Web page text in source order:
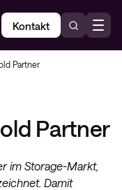
Kontakt
Partner
Partner
im Storage-Markt,
Damit